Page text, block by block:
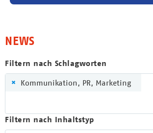
NEWS
Filtern nach Schlagworten
× Kommunikation, PR, Marketing
Filtern nach Inhaltstyp